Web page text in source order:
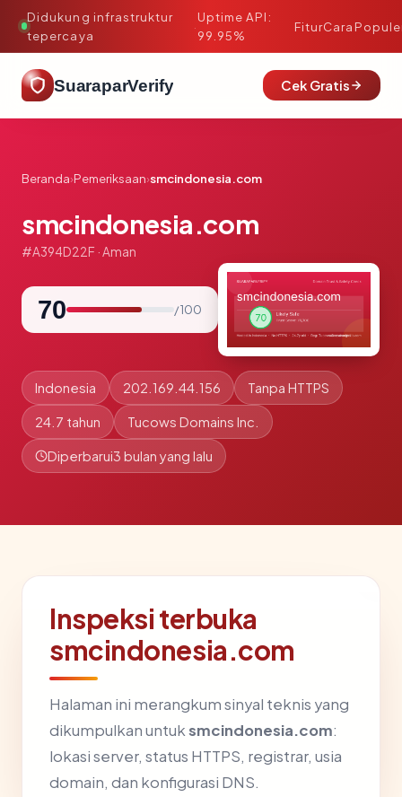
Didukung infrastruktur
tepercaya
·
Uptime API:
99.95%
FiturCara
SuaraparVerify Cek Gratis
Beranda›Pemeriksaan›smcindonesia.com
smcindonesia.com
#A394D22F · Aman
70 / 100
Indonesia 202.169.44.156 Tanpa HTTPS
24.7 tahun Tucows Domains Inc.
Diperbarui3 bulan yang lalu
Inspeksi terbuka
smcindonesia.com
Halaman ini merangkum sinyal teknis yang
dikumpulkan untuksmcindonesia.com:
lokasi server, status HTTPS, registrar, usia
domain, dan konfigurasi DNS.